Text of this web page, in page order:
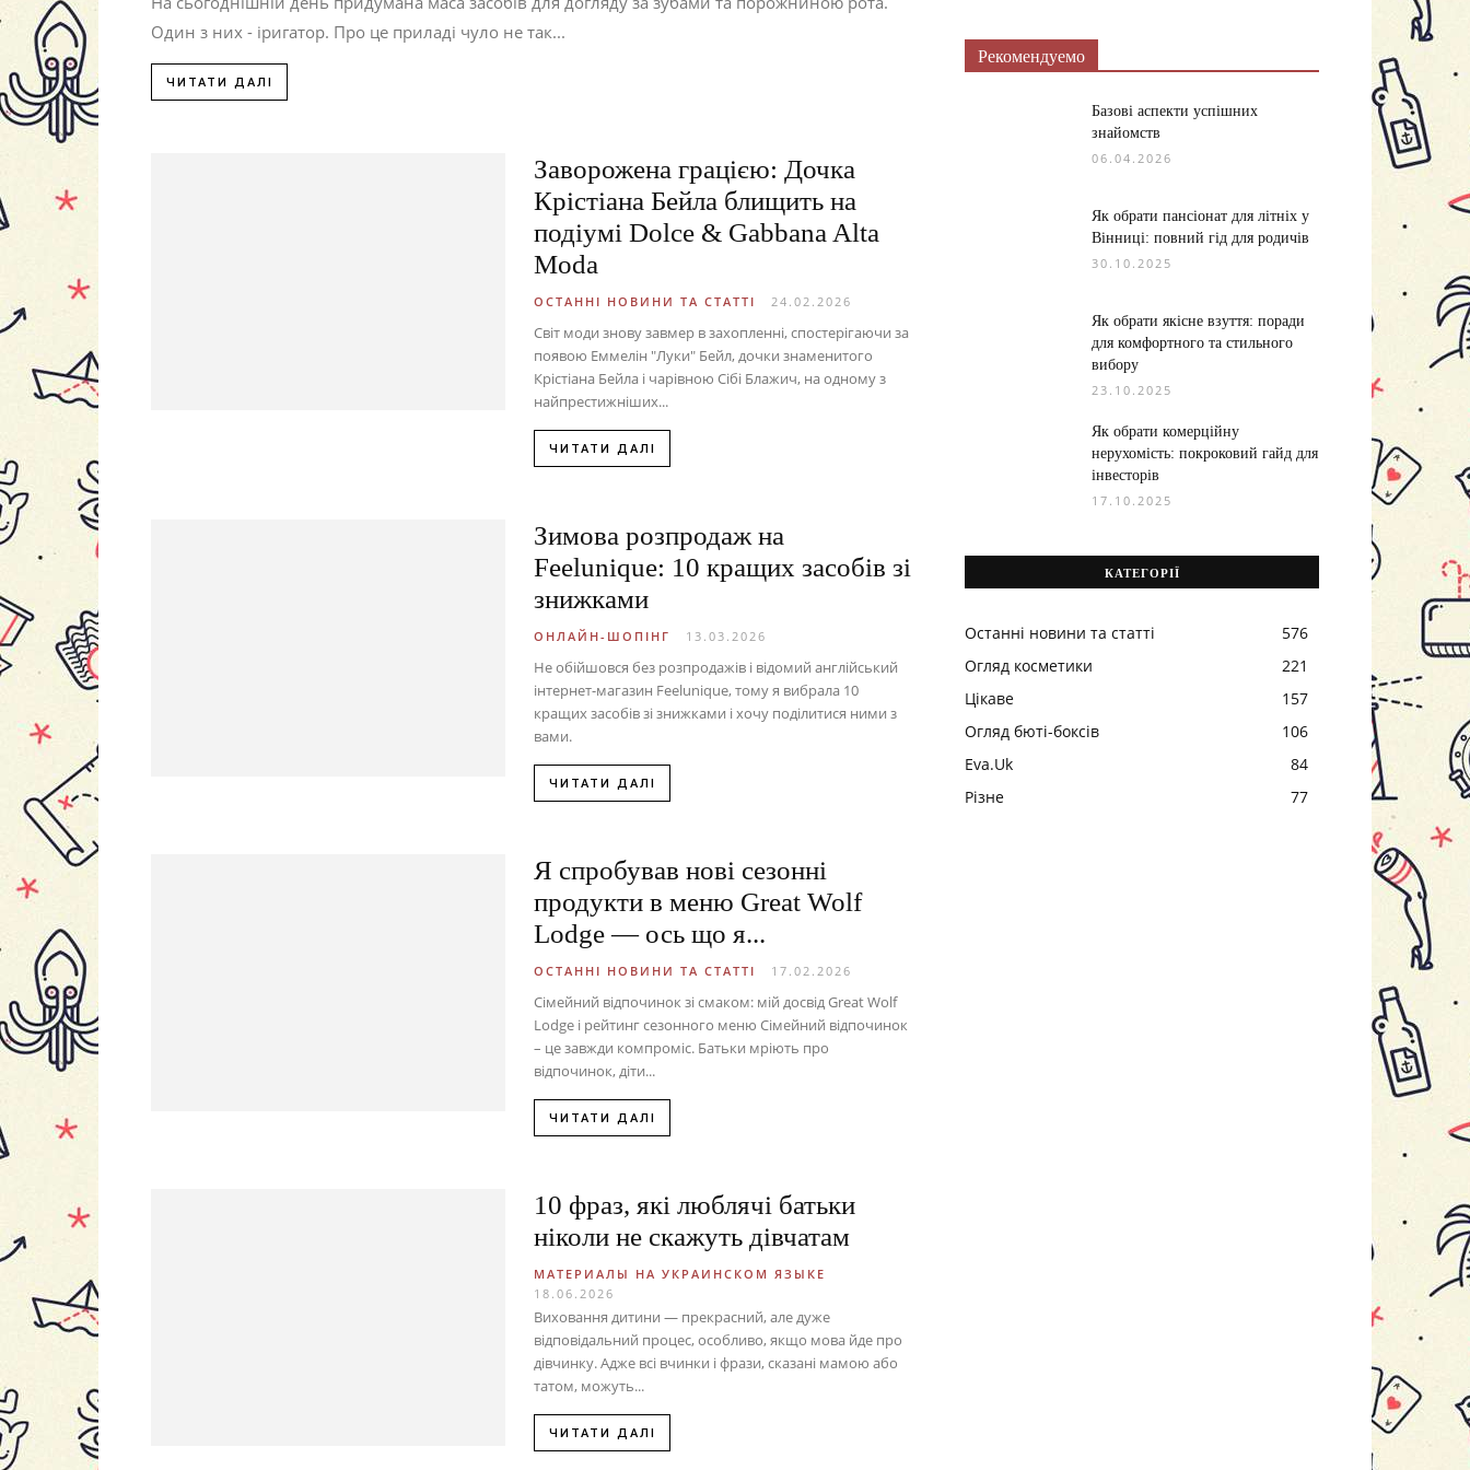
Один з них - іригатор. Про це приладі чуло не так...
ЧИТАТИ ДАЛІ
Заворожена грацією: Дочка
Крістіана Бейла блищить на
подіумі Dolce & Gabbana Alta
Moda
ОСТАННІ НОВИНИ ТА СТАТТІ 24.02.2026
Світ моди знову завмер в захопленні, спостерігаючи за
появою Еммелін "Луки" Бейл, дочки знаменитого
Крістіана Бейла і чарівною Сібі Блажич, на одному з
найпрестижніших...
ЧИТАТИ ДАЛІ
Зимова розпродаж на
Feelunique: 10 кращих засобів зі
знижками
ОНЛАЙН-ШОПІНГ 13.03.2026
Не обійшовся без розпродажів і відомий англійський
інтернет-магазин Feelunique, тому я вибрала 10
кращих засобів зі знижками і хочу поділитися ними з
вами.
ЧИТАТИ ДАЛІ
Я спробував нові сезонні
продукти в меню Great Wolf
Lodge — ось що я...
ОСТАННІ НОВИНИ ТА СТАТТІ 17.02.2026
Сімейний відпочинок зі смаком: мій досвід Great Wolf
Lodge і рейтинг сезонного меню Сімейний відпочинок
– це завжди компроміс. Батьки мріють про
відпочинок, діти...
ЧИТАТИ ДАЛІ
10 фраз, які люблячі батьки
ніколи не скажуть дівчатам
МАТЕРИАЛЫ НА УКРАИНСКОМ ЯЗЫКЕ
18.06.2026
Виховання дитини — прекрасний, але дуже
відповідальний процес, особливо, якщо мова йде про
дівчинку. Адже всі вчинки і фрази, сказані мамою або
татом, можуть...
ЧИТАТИ ДАЛІ
Рекомендуемо
Базові аспекти успішних
знайомств
06.04.2026
Як обрати пансіонат для літніх у
Вінниці: повний гід для родичів
30.10.2025
Як обрати якісне взуття: поради
для комфортного та стильного
вибору
23.10.2025
Як обрати комерційну
нерухомість: покроковий гайд для
інвесторів
17.10.2025
КАТЕГОРІЇ
Останні новини та статті
576
Огляд косметики
221
Цікаве
157
Огляд бюті-боксів
106
Eva.Uk
84
Різне
77